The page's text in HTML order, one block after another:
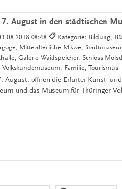
August in den städtischen
08:48
Kategorie: Bildung,
Mittelalterliche Mikwe,
Galerie Waidspeicher, Schloss
Familie, Tourismus
August, öffnen die Erfurter Kunst-
und das Museum für Thüringer